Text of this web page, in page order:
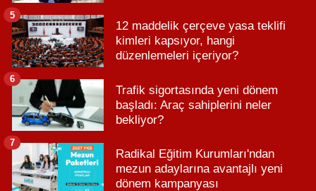
12 maddelik çerçeve yasa teklifi
kimleri kapsıyor, hangi
düzenlemeleri içeriyor?
5
Trafik sigortasında yeni dönem
başladı: Araç sahiplerini neler
bekliyor?
6
Radikal Eğitim Kurumları'ndan
mezun adaylarına avantajlı yeni
dönem kampanyası
7